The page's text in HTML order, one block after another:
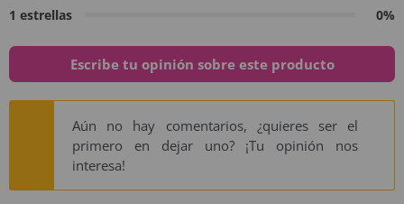
1 estrellas
0%
Escribe tu opinión sobre este producto
Aún no hay comentarios, ¿quieres ser el
primero en dejar uno? ¡Tu opinión nos
interesa!